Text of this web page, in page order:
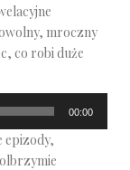
mroczny
co robi duże
00:00
epizody,